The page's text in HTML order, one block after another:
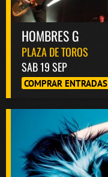
HOMBRES G
PLAZA DE TOROS
SAB 19 SEP
COMPRAR ENTRADAS